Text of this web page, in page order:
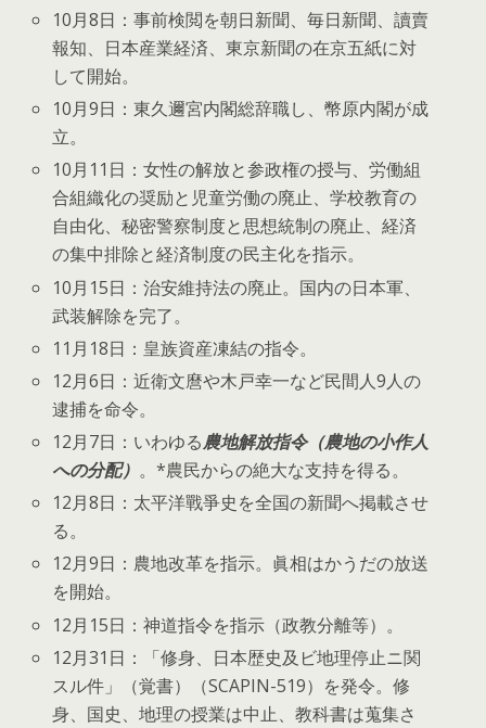
10月8日：事前検閲を朝日新聞、毎日新聞、讀賣
報知、日本産業経済、東京新聞の在京五紙に対
して開始。
10月9日：東久邇宮内閣総辞職し、幣原内閣が成
立。
10月11日：女性の解放と参政権の授与、労働組
合組織化の奨励と児童労働の廃止、学校教育の
自由化、秘密警察制度と思想統制の廃止、経済
の集中排除と経済制度の民主化を指示。
10月15日：治安維持法の廃止。国内の日本軍、
武装解除を完了。
11月18日：皇族資産凍結の指令。
12月6日：近衛文麿や木戸幸一など民間人9人の
逮捕を命令。
12月7日：いわゆる農地解放指令（農地の小作人
への分配） 。*農民からの絶大な支持を得る。
12月8日：太平洋戰爭史を全国の新聞へ掲載させ
る。
12月9日：農地改革を指示。眞相はかうだの放送
を開始。
12月15日：神道指令を指示（政教分離等）。
12月31日：「修身、日本歴史及ビ地理停止ニ関
スル件」（覚書）（SCAPIN-519）を発令。修
身、国史、地理の授業は中止、教科書は蒐集さ